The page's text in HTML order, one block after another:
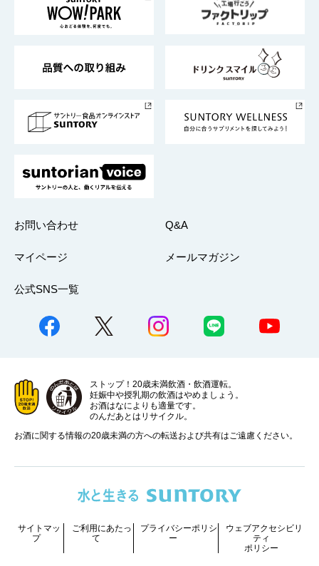
地域情報
サントリーサンバーズ大阪
サントリーが考えるサステナビリティ経営
企業概要
採用情報
お問い合わせ Q&A
マイページ メールマガジン
公式SNS一覧
ストップ！20歳未満飲酒・飲酒運転。
妊娠中や授乳期の飲酒はやめましょう。
お酒はなによりも適量です。
のんだあとはリサイクル。
お酒に関する情報の20歳未満の方への転送および共有はご遠慮ください。
サイトマッ
プ
ご利用にあたっ
て
プライバシーポリシ
ー
ウェブアクセシビリ
ティ
ポリシー